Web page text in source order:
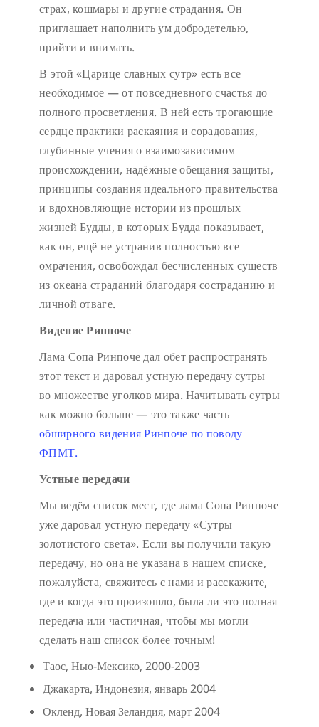
страх, кошмары и другие страдания. Он
приглашает наполнить ум добродетелью,
прийти и внимать.
В этой «Царице славных сутр» есть все
необходимое — от повседневного счастья до
полного просветления. В ней есть трогающие
сердце практики раскаяния и сорадования,
глубинные учения о взаимозависимом
происхождении, надёжные обещания защиты,
принципы создания идеального правительства
и вдохновляющие истории из прошлых
жизней Будды, в которых Будда показывает,
как он, ещё не устранив полностью все
омрачения, освобождал бесчисленных существ
из океана страданий благодаря состраданию и
личной отваге.
Видение Ринпоче
Лама Сопа Ринпоче дал обет распространять
этот текст и даровал устную передачу сутры
во множестве уголков мира. Начитывать сутры
как можно больше — это также часть
обширного видения Ринпоче по поводу
ФПМТ.
Устные передачи
Мы ведём список мест, где лама Сопа Ринпоче
уже даровал устную передачу «Сутры
золотистого света». Если вы получили такую
передачу, но она не указана в нашем списке,
пожалуйста, свяжитесь с нами и расскажите,
где и когда это произошло, была ли это полная
передача или частичная, чтобы мы могли
сделать наш список более точным!
Таос, Нью-Мексико, 2000-2003
Джакарта, Индонезия, январь 2004
Окленд, Новая Зеландия, март 2004